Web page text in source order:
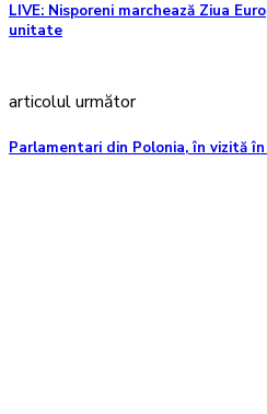
LIVE: Nisporeni marchează Ziua
unitate
articolul următor
Parlamentari din Polonia, în vizită